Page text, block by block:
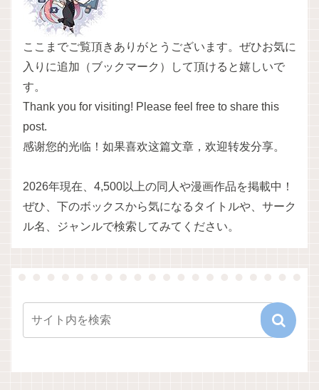
ここまでご覧頂きありがとうございます。ぜひお気に
入りに追加（ブックマーク）して頂けると嬉しいで
す。
Thank you for visiting! Please feel free to share this
post.
感谢您的光临！如果喜欢这篇文章，欢迎转发分享。
2026年現在、4,500以上の同人や漫画作品を掲載中！
ぜひ、下のボックスから気になるタイトルや、サーク
ル名、ジャンルで検索してみてください。